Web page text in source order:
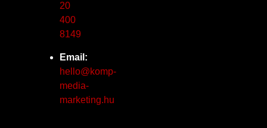
20
400
8149
Email:
hello@komp-
media-
marketing.hu